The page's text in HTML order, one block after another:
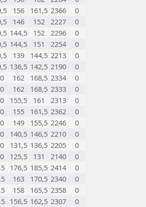
156 161,5 2366
0
146 152 2227
0
144,5 152 2296
0
144,5 151 2254
0
139 144,5 2213
0
136,5 142,5 2190
0
162 168,5 2334
0
162 168,5 2333
0
155,5 161 2313
0
155 161,5 2362
0
149 155,5 2246
0
140,5 146,5 2210
0
131,5 136,5 2205
0
125,5 131 2140
0
176,5 185,5 2414
0
163 170,5 2340
0
158 165,5 2358
0
156,5 162,5 2307
0